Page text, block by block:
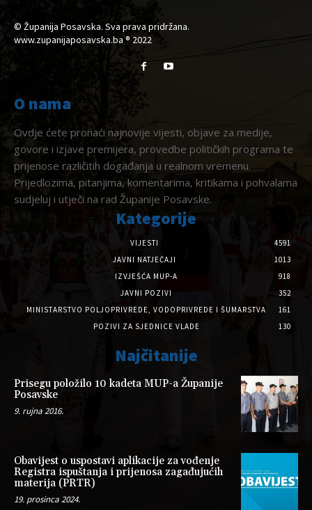
© Županija Posavska. Sva prava pridržana.
www.zupanijaposavska.ba ® 2022
O nama
Ovdje ćete pronaći najnovije vijesti, objave za medije,
govore i izjave premijera, provedbe političkih programa te
prijenose različitih događanja u realnom vremenu.
Prijedlozima, pitanjima, komentarima, kritikama i pohvalama
sudjeluj i utječi na rad Županije Posavske.
Kategorije
VIJESTI
4591
JAVNI NATJEČAJI
1013
IZVJEŠĆA MUP-A
918
JAVNI POZIVI
352
MINISTARSTVO POLJOPRIVREDE, VODOPRIVREDE I ŠUMARSTVA
161
POZIVI ZA SJEDNICE VLADE
130
Najčitanije
Prisegu položilo 10 kadeta MUP-a Županije
Posavske
9. rujna 2016.
Obavijest o uspostavi aplikacije za vođenje
Registra ispuštanja i prijenosa zagađujućih
materija (PRTR)
19. prosinca 2024.